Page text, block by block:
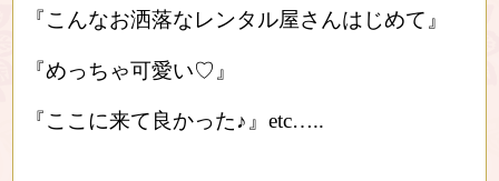
『こんなお洒落なレンタル屋さんはじめて』
『めっちゃ可愛い♡』
『ここに来て良かった♪』etc…..